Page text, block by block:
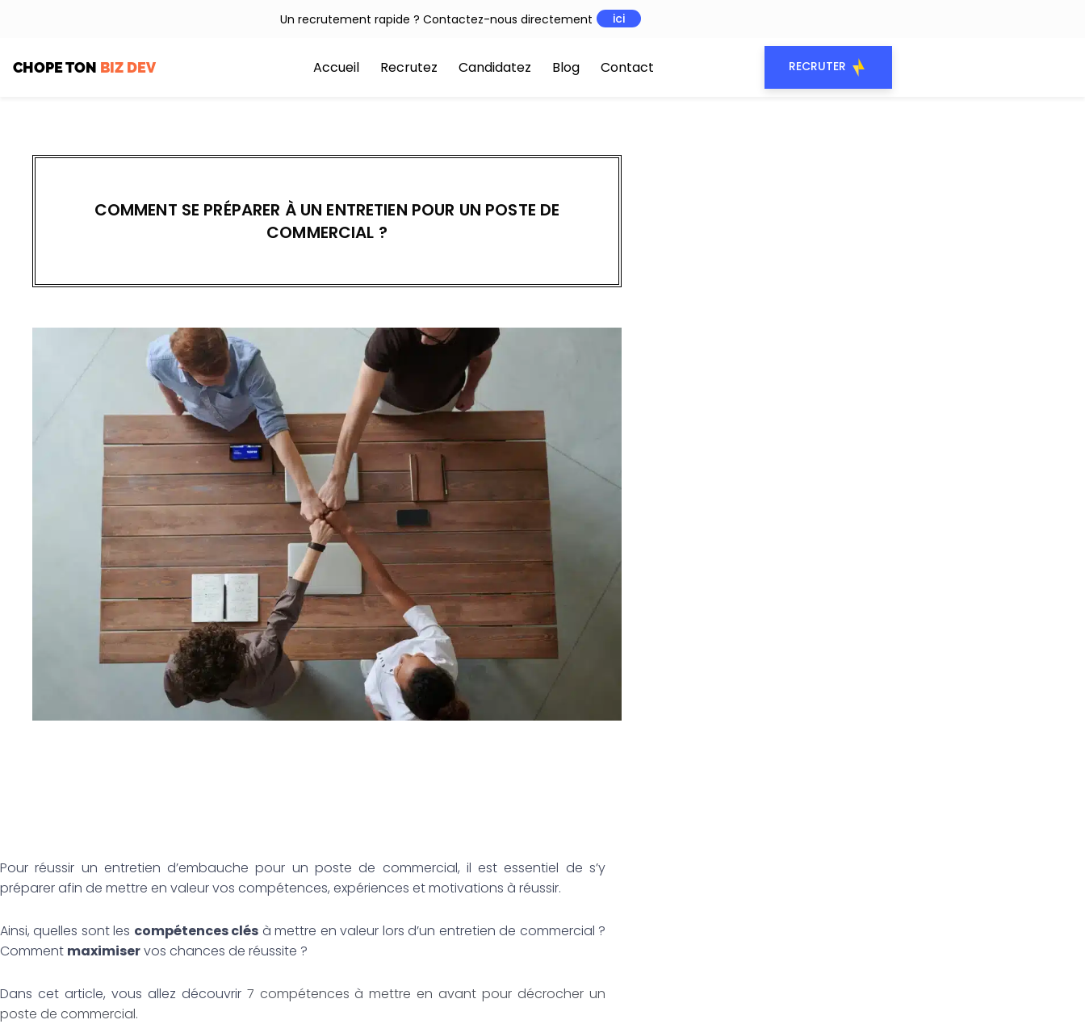
Un recrutement rapide ? Contactez-nous directement ici
CHOPE TON BIZ DEV Accueil Recrutez Candidatez Blog Contact RECRUTER
COMMENT SE PRÉPARER À UN ENTRETIEN POUR UN POSTE DE
COMMERCIAL ?
Pour réussir un entretien d’embauche pour un poste de commercial, il est essentiel de s’y
préparer afin de mettre en valeur vos compétences, expériences et motivations à réussir.
Ainsi, quelles sont les compétences clés à mettre en valeur lors d’un entretien de commercial ?
Comment maximiservos chances de réussite ?
Dans cet article, vous allez découvrir 7 compétences à mettre en avant pour décrocher un
poste de commercial.